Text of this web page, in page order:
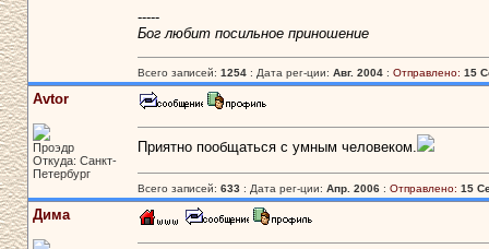
-----
Бог любит посильное приношение
Всего записей: 1254: Дата рег-ции: Авг. 2004: Отправлено: 15
Avtor
Проэдр
Откуда: Санкт-
Петербург
Приятно пообщаться с умным человеком.
Всего записей: 633: Дата рег-ции: Апр. 2006: Отправлено: 15
Дима